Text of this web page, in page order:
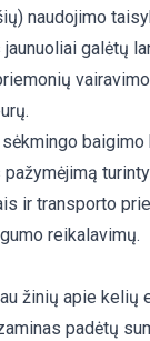
naudojimo
jaunuoliai galėtų
pažymėjimą
ir transporto
reikalavimų.
žinių apie
padėtų